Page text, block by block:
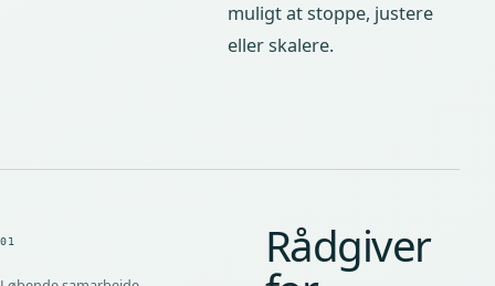
muligt at stoppe, justere
eller skalere.
01 Rådgiver